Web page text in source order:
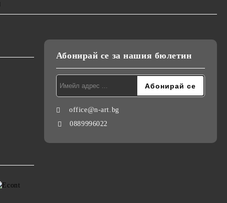
Абонирай се за нашия бюлетин
office@n-art.bg
0889996022